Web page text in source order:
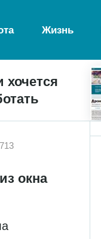
Жизнь
хочется
окна